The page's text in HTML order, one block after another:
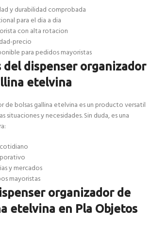
y durabilidad comprobada
para el dia a dia
con alta rotacion
precio
para pedidos mayoristas
del dispenser organizador
etelvina
de bolsas gallina etelvina es un producto versatil
situaciones y necesidades. Sin duda, es una
y mercados
mayoristas
organizador de
etelvina en Pla Objetos